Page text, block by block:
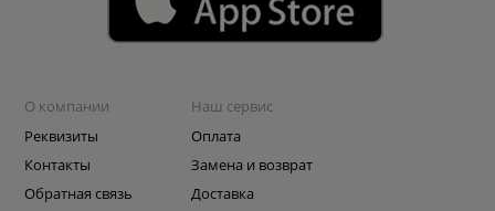
О компании
Реквизиты
Контакты
Обратная связь
Наш сервис
Оплата
Замена и возврат
Доставка